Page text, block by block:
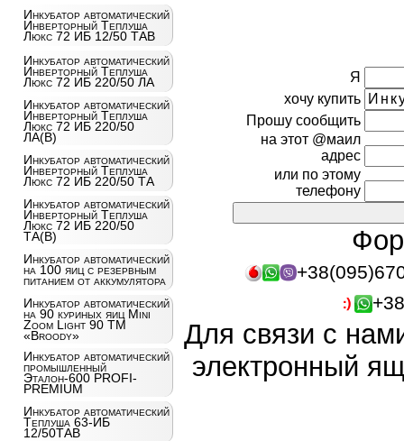
Инкубатор автоматический
Инверторный Теплуша
Люкс 72 ИБ 12/50 ТАВ
Инкубатор автоматический
Инверторный Теплуша
Люкс 72 ИБ 220/50 ЛА
Инкубатор автоматический
Инверторный Теплуша
Люкс 72 ИБ 220/50
ЛА(В)
Инкубатор автоматический
Инверторный Теплуша
Люкс 72 ИБ 220/50 ТА
Инкубатор автоматический
Инверторный Теплуша
Люкс 72 ИБ 220/50
ТА(В)
Инкубатор автоматический
на 100 яиц c резервным
питанием от аккумулятора
Инкубатор автоматический
на 90 куриных яиц Mini
Zoom Light 90 ТМ
«Broody»
Инкубатор автоматический
промышленный
Эталон-600 PROFI-
PREMIUM
Инкубатор автоматический
Теплуша 63-ИБ
12/50ТАВ
Я
хочу купить
Прошу сообщить
на этот @маил
адрес
или по этому
телефону
Для связи с
электронный